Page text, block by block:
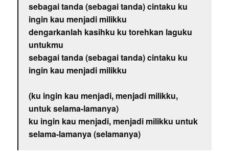
sebagai tanda (sebagai tanda) cintaku ku
ingin kau menjadi milikku
dengarkanlah kasihku ku torehkan laguku
untukmu
sebagai tanda (sebagai tanda) cintaku ku
ingin kau menjadi milikku
(ku ingin kau menjadi, menjadi milikku,
untuk selama-lamanya)
ku ingin kau menjadi, menjadi milikku untuk
selama-lamanya (selamanya)